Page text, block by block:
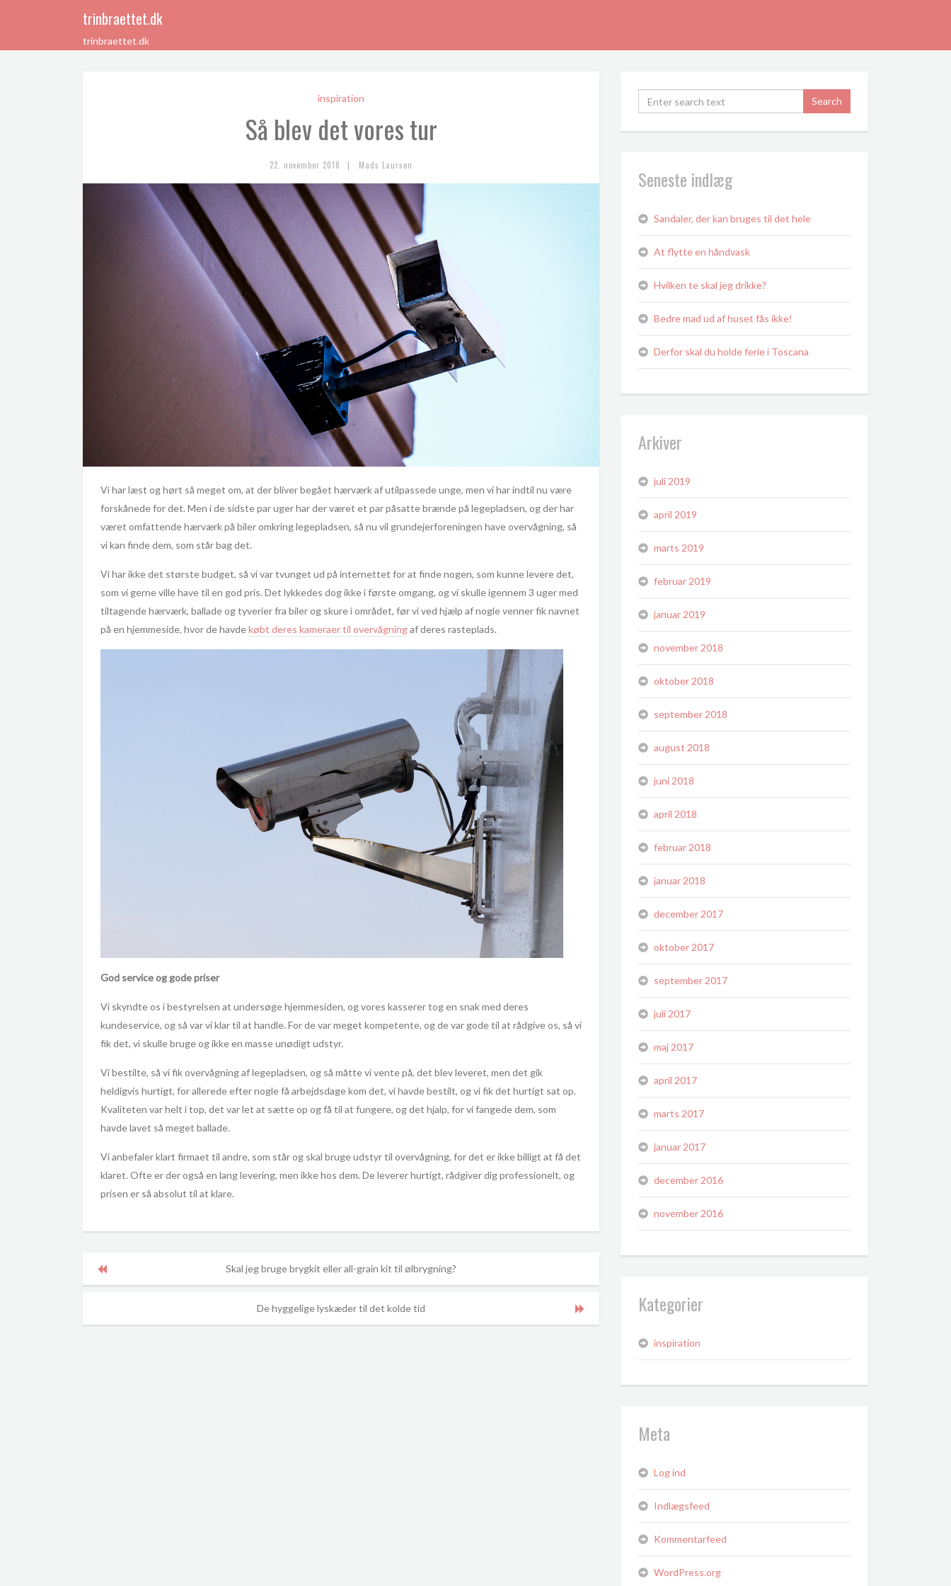
trinbraettet.dk
trinbraettet.dk
inspiration
Så blev det vores tur
22. november 2018 | Mads Laursen
Vi har læst og hørt så meget om, at der bliver begået hærværk af utilpassede unge, men vi har indtil nu være
forskånede for det. Men i de sidste par uger har der været et par påsatte brænde på legepladsen, og der har
været omfattende hærværk på biler omkring legepladsen, så nu vil grundejerforeningen have overvågning, så
vi kan finde dem, som står bag det.
Vi har ikke det største budget, så vi var tvunget ud på internettet for at finde nogen, som kunne levere det,
som vi gerne ville have til en god pris. Det lykkedes dog ikke i første omgang, og vi skulle igennem 3 uger med
tiltagende hærværk, ballade og tyverier fra biler og skure i området, før vi ved hjælp af nogle venner fik navnet
på en hjemmeside, hvor de havdekøbt deres kameraer til overvågningaf deres rasteplads.
God service og gode priser
Vi skyndte os i bestyrelsen at undersøge hjemmesiden, og vores kasserer tog en snak med deres
kundeservice, og så var vi klar til at handle. For de var meget kompetente, og de var gode til at rådgive os, så vi
fik det, vi skulle bruge og ikke en masse unødigt udstyr.
Vi bestilte, så vi fik overvågning af legepladsen, og så måtte vi vente på, det blev leveret, men det gik
heldigvis hurtigt, for allerede efter nogle få arbejdsdage kom det, vi havde bestilt, og vi fik det hurtigt sat op.
Kvaliteten var helt i top, det var let at sætte op og få til at fungere, og det hjalp, for vi fangede dem, som
havde lavet så meget ballade.
Vi anbefaler klart firmaet til andre, som står og skal bruge udstyr til overvågning, for det er ikke billigt at få det
klaret. Ofte er der også en lang levering, men ikke hos dem. De leverer hurtigt, rådgiver dig professionelt, og
prisen er så absolut til at klare.
Skal jeg bruge brygkit eller all-grain kit til ølbrygning?
De hyggelige lyskæder til det kolde tid
Seneste indlæg
Sandaler, der kan bruges til det hele
At flytte en håndvask
Hvilken te skal jeg drikke?
Bedre mad ud af huset fås ikke!
Derfor skal du holde ferie i Toscana
Arkiver
juli 2019
april 2019
marts 2019
februar 2019
januar 2019
november 2018
oktober 2018
september 2018
august 2018
juni 2018
april 2018
februar 2018
januar 2018
december 2017
oktober 2017
september 2017
juli 2017
maj 2017
april 2017
marts 2017
januar 2017
december 2016
november 2016
Kategorier
inspiration
Meta
Log ind
Indlægsfeed
Kommentarfeed
WordPress.org